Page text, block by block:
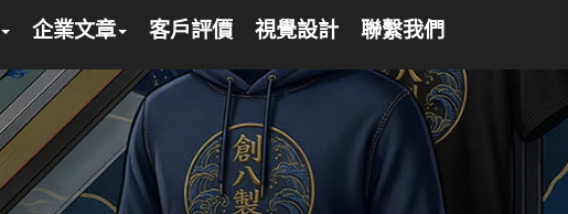
企業文章 客戶評價 視覺設計 聯繫我們